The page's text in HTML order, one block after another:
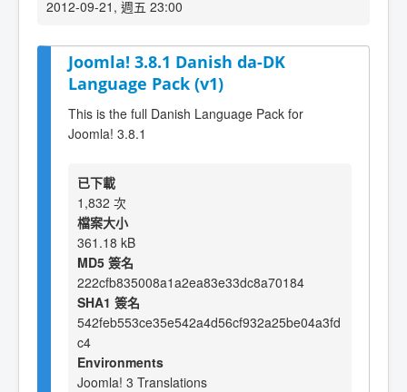
2012-09-21, 週五 23:00
Joomla! 3.8.1 Danish da-DK
Language Pack (v1)
This is the full Danish Language Pack for
Joomla! 3.8.1
已下載
1,832 次
檔案大小
361.18 kB
MD5 簽名
222cfb835008a1a2ea83e33dc8a70184
SHA1 簽名
542feb553ce35e542a4d56cf932a25be04a3fd
c4
Environments
Joomla! 3 Translations